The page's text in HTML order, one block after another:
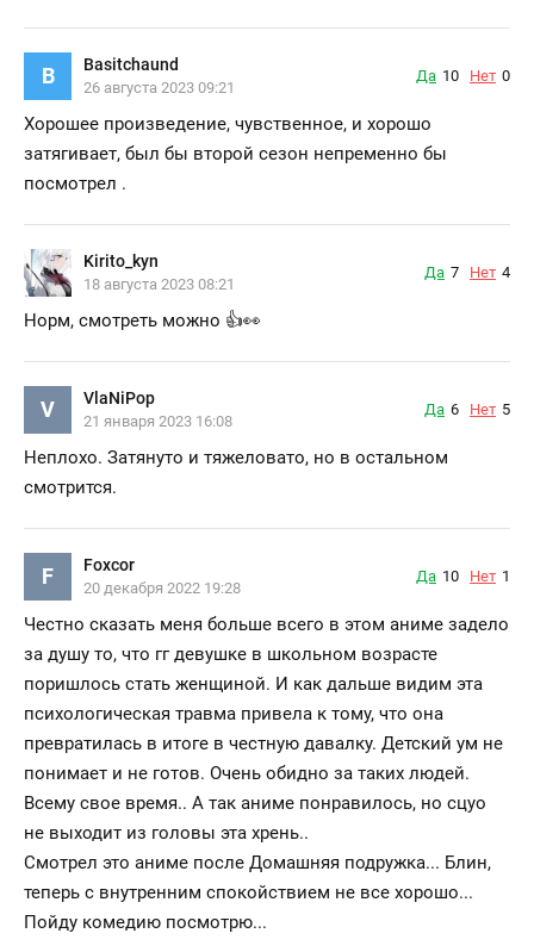
B Basitchaund
26 августа 2023 09:21
Да 10 Нет 0
Хорошее произведение, чувственное, и хорошо
затягивает, был бы второй сезон непременно бы
посмотрел .
Kirito_kyn
18 августа 2023 08:21
Да 7 Нет 4
Норм, смотреть можно 👍👀
V VlaNiPop
21 января 2023 16:08
Да 6 Нет 5
Неплохо. Затянуто и тяжеловато, но в остальном
смотрится.
F Foxcor
20 декабря 2022 19:28
Да 10 Нет 1
Честно сказать меня больше всего в этом аниме задело
за душу то, что гг девушке в школьном возрасте
поришлось стать женщиной. И как дальше видим эта
психологическая травма привела к тому, что она
превратилась в итоге в честную давалку. Детский ум не
понимает и не готов. Очень обидно за таких людей.
Всему свое время.. А так аниме понравилось, но сцуо
не выходит из головы эта хрень..
Смотрел это аниме после Домашняя подружка... Блин,
теперь с внутренним спокойствием не все хорошо...
Пойду комедию посмотрю...